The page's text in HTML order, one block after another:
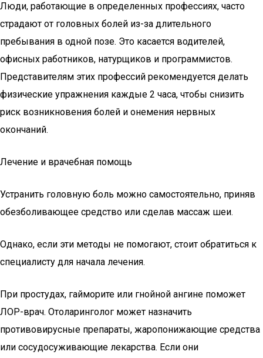
Люди, работающие в определенных профессиях, часто
страдают от головных болей из-за длительного
пребывания в одной позе. Это касается водителей,
офисных работников, натурщиков и программистов.
Представителям этих профессий рекомендуется делать
физические упражнения каждые 2 часа, чтобы снизить
риск возникновения болей и онемения нервных
окончаний.
Лечение и врачебная помощь
Устранить головную боль можно самостоятельно, приняв
обезболивающее средство или сделав массаж шеи.
Однако, если эти методы не помогают, стоит обратиться к
специалисту для начала лечения.
При простудах, гайморите или гнойной ангине поможет
ЛОР-врач. Отоларинголог может назначить
противовирусные препараты, жаропонижающие средства
или сосудосуживающие лекарства. Если они